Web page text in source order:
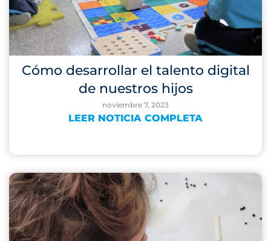
Cómo desarrollar el talento digital
de nuestros hijos
noviembre 7, 2023
LEER NOTICIA COMPLETA